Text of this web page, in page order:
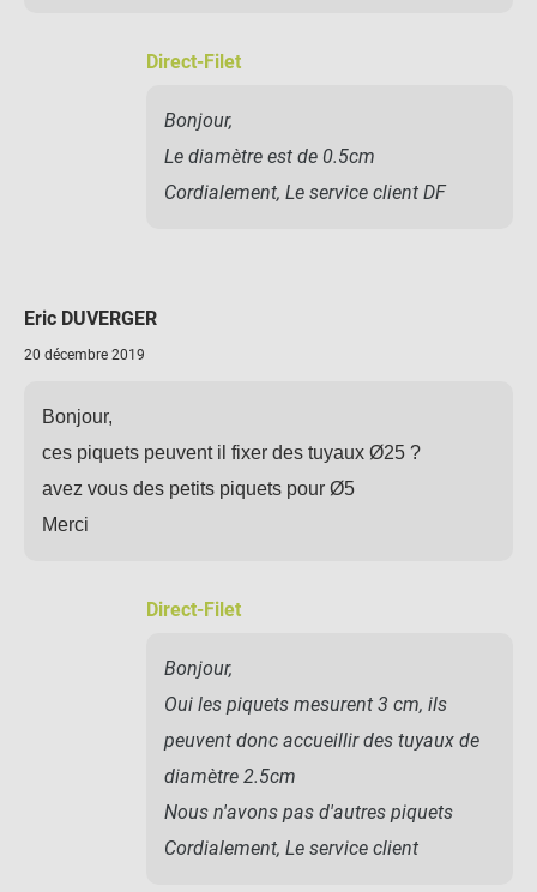
Direct-Filet
Bonjour,
Le diamètre est de 0.5cm
Cordialement, Le service client DF
Eric DUVERGER
20 décembre 2019
Bonjour,
ces piquets peuvent il fixer des tuyaux Ø25 ?
avez vous des petits piquets pour Ø5
Merci
Direct-Filet
Bonjour,
Oui les piquets mesurent 3 cm, ils
peuvent donc accueillir des tuyaux de
diamètre 2.5cm
Nous n'avons pas d'autres piquets
Cordialement, Le service client